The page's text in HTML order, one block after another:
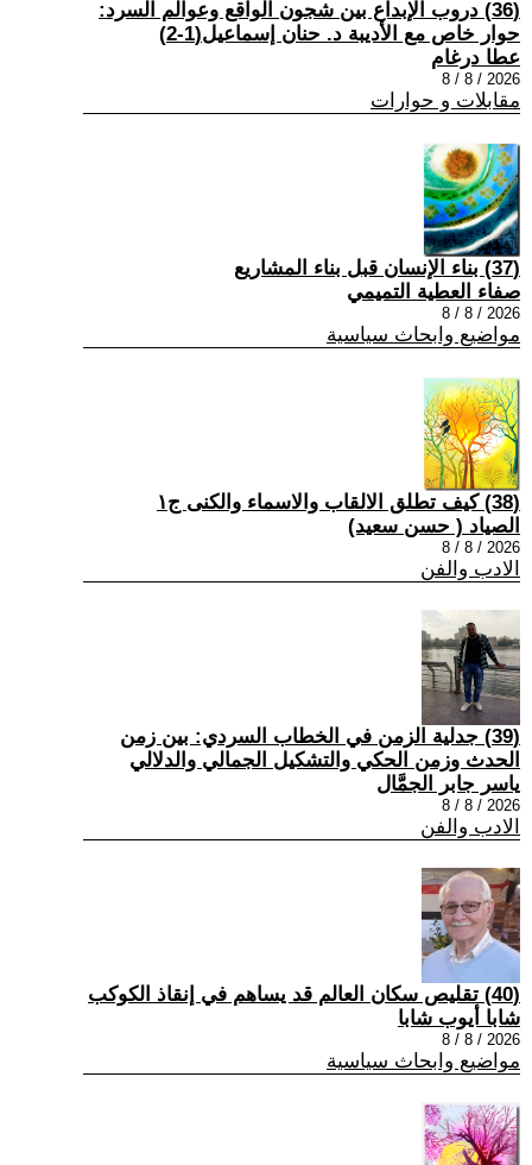
(36) دروب الإبداع بين شجون الواقع وعوالم السرد:
حوار خاص مع الأديبة د. حنان إسماعيل(1-2)
عطا درغام
2026 / 8 / 8
مقابلات و حوارات
(37) بناء الإنسان قبل بناء المشاريع
صفاء العطية التميمي
2026 / 8 / 8
مواضيع وابحاث سياسية
(38) كيف تطلق الالقاب والاسماء والكنى ج١
الصياد ‏( حسن سعيد‏)
2026 / 8 / 8
الادب والفن
(39) جدلية الزمن في الخطاب السردي: بين زمن
الحدث وزمن الحكي والتشكيل الجمالي والدلالي
ياسر جابر الجمَّال
2026 / 8 / 8
الادب والفن
(40) تقليص سكان العالم قد يساهم في إنقاذ الكوكب
شابا أيوب شابا
2026 / 8 / 8
مواضيع وابحاث سياسية